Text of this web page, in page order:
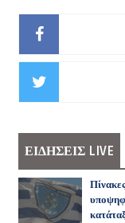
ΕΙΔΗΣΕΙΣ LIVE